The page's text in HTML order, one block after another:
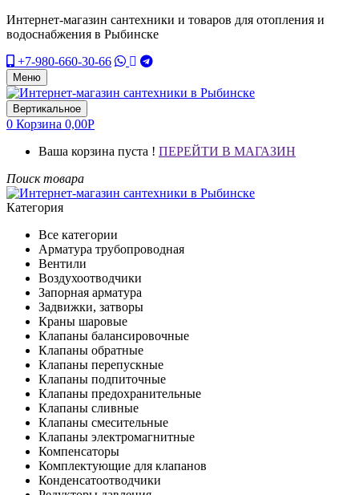
Интернет-магазин сантехники и товаров для отопления и
водоснабжения в Рыбинске
+7-980-660-30-66
Меню
Вертикальное
0 Корзина 0,00Р
Ваша корзина пуста ! ПЕРЕЙТИ В МАГАЗИН
Поиск товара
Категория
Все категории
Арматура трубопроводная
Вентили
Воздухоотводчики
Запорная арматура
Задвижки, затворы
Краны шаровые
Клапаны балансировочные
Клапаны обратные
Клапаны перепускные
Клапаны подпиточные
Клапаны предохранительные
Клапаны сливные
Клапаны смесительные
Клапаны электромагнитные
Компенсаторы
Комплектующие для клапанов
Конденсатоотводчики